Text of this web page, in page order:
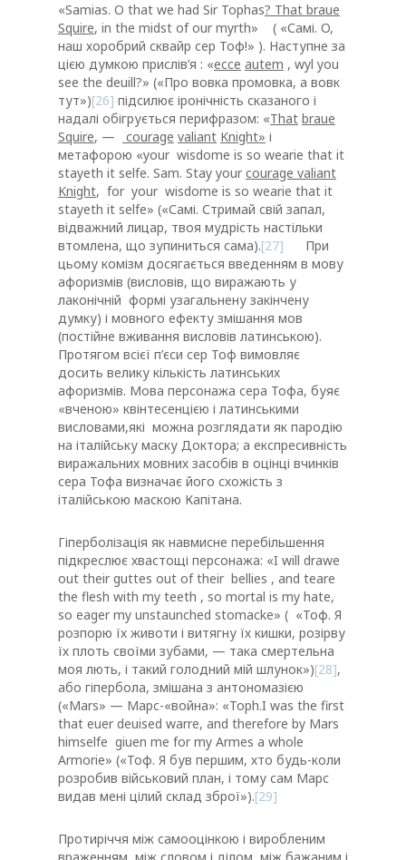
«Samias. O that we had Sir Tophas? That braue
Squire, in the midst of our myrth» ( «Самі. O,
наш хоробрий сквайр сер Toф!» ). Наступне за
цією думкою прислів’я : «ecce autem , wyl you
see the deuill?» («Про вовка промовка, а вовк
тут»)[26] підсилює іронічність сказаного і
надалі обігрується перифразом: «That braue
Squire, — courage valiant Knight» і
метафорою «yоur wisdome is so wearie that it
stayeth it selfe. Sam. Stay your courage valiant
Knight, for yоur wisdome is so wearie that it
stayeth it selfe» («Самі. Стримай свій запал,
відважний лицар, твоя мудрість настільки
втомлена, що зупиниться сама).[27] При
цьому комізм досягається введенням в мову
афоризмів (висловів, що виражають у
лаконічній формі узагальнену закінчену
думку) і мовного ефекту змішання мов
(постійне вживання висловів латинською).
Протягом всієї п’єси сер Тоф вимовляє
досить велику кількість латинських
афоризмів. Мова персонажа сера Тофа, буяє
«вченою» квінтесенцією і латинськими
висловами,які можна розглядати як пародію
на італійську маску Доктора; а експресивність
виражальних мовних засобів в оцінці вчинків
сера Тофа визначає його схожість з
італійською маскою Капітана.
Гіперболізація як навмисне перебільшення
підкреслює хвастощі персонажа: «I will drawe
out their guttes out of their bellies , and teare
the flesh with my teeth , so mortal is my hate,
so eager my unstaunched stomacke» ( «Тоф. Я
розпорю їх животи і витягну їх кишки, розірву
їх плоть своїми зубами, — така смертельна
моя лють, і такий голодний мій шлунок»)[28],
або гіпербола, змішана з антономазією
(«Mars» — Марс-«война»: «Toph.I was the first
that euer deuised warre, and therefore by Mars
himselfe giuen me for my Armes a whole
Armorie» («Тоф. Я був першим, хто будь-коли
розробив військовий план, і тому сам Марс
видав мені цілий склад зброї»).[29]
Протиріччя між самооцінкою і виробленим